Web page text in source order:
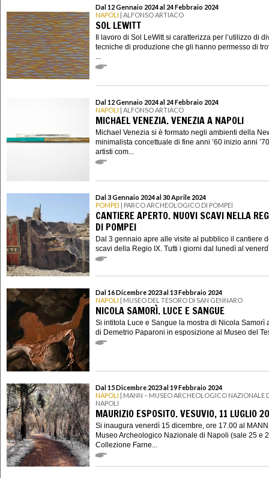
Dal 12 Gennaio 2024 al 24 Febbraio 2024
NAPOLI | ALFONSO ARTIACO
SOL LEWITT
Il lavoro di Sol LeWitt si caratterizza per l’utilizzo di
tecniche di produzione che gli hanno permesso di
Dal 12 Gennaio 2024 al 24 Febbraio 2024
NAPOLI | ALFONSO ARTIACO
MICHAEL VENEZIA. VENEZIA A NAPOLI
Michael Venezia si è formato negli ambienti della
minimalista concettuale di fine anni ’60 inizio anni
artisti com...
Dal 3 Gennaio 2024 al 30 Aprile 2024
POMPEI | PARCO ARCHEOLOGICO DI POMPEI
CANTIERE APERTO. NUOVI SCAVI NELLA
DI POMPEI
Dal 3 gennaio apre alle visite al pubblico il cantiere
scavi della Regio IX. Tutti i giorni dal lunedì al
Dal 16 Dicembre 2023 al 13 Febbraio 2024
NAPOLI | MUSEO DEL TESORO DI SAN GENNARO
NICOLA SAMORÌ. LUCE E SANGUE
Si intitola Luce e Sangue la mostra di Nicola Samorì
di Demetrio Paparoni in esposizione al Museo del
Dal 15 Dicembre 2023 al 19 Febbraio 2024
NAPOLI | MANN – MUSEO ARCHEOLOGICO NAZIONALE
NAPOLI
MAURIZIO ESPOSITO. VESUVIO, 11 LUGLIO
Si inaugura venerdì 15 dicembre, ore 17.00 al
Museo Archeologico Nazionale di Napoli (sale 25 e
Collezione Farne...